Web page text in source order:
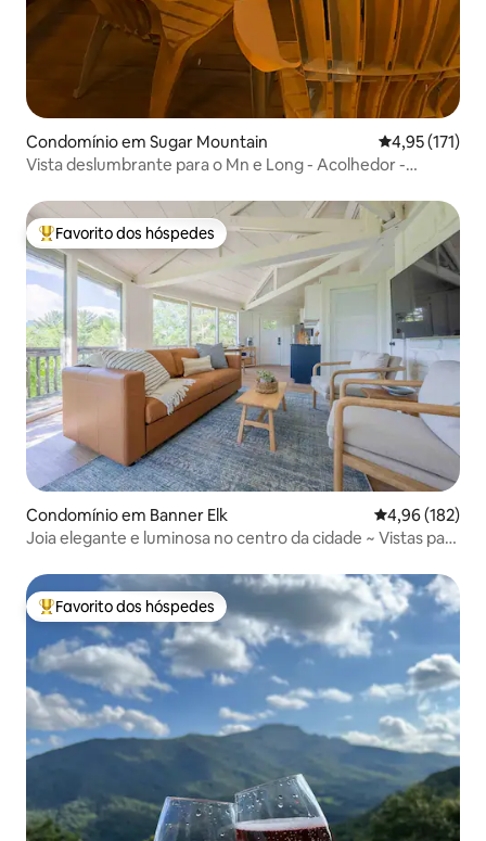
Condomínio em Sugar Mountain Classificação
4,95 (171)
Vista deslumbrante para o Mn e Long - Acolhedor -
Favoritos dos hóspedes mais apreciados
Favorito dos hóspedes
Condomínio em Banner Elk Classificação
4,96 (182)
Joia elegante e luminosa no centro da cidade ~ Vistas para
Favoritos dos hóspedes mais apreciados
Favorito dos hóspedes